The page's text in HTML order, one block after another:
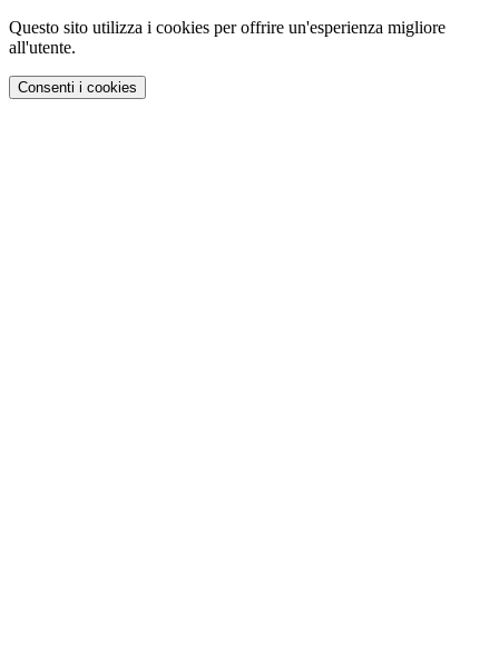
Questo sito utilizza i cookies per offrire un'esperienza migliore
all'utente.
Consenti i cookies